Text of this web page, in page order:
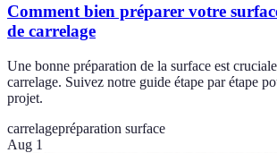
Comment bien préparer votre
de carrelage
Une bonne préparation de la surface est
carrelage. Suivez notre guide étape par étape
projet.
carrelagepréparation surface
Aug 1